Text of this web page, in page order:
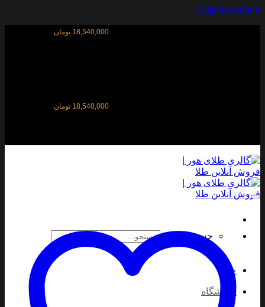
Skip to content
18,540,000 تومان
18,540,000 تومان
جستجو برای:
خانه
فروشگاه